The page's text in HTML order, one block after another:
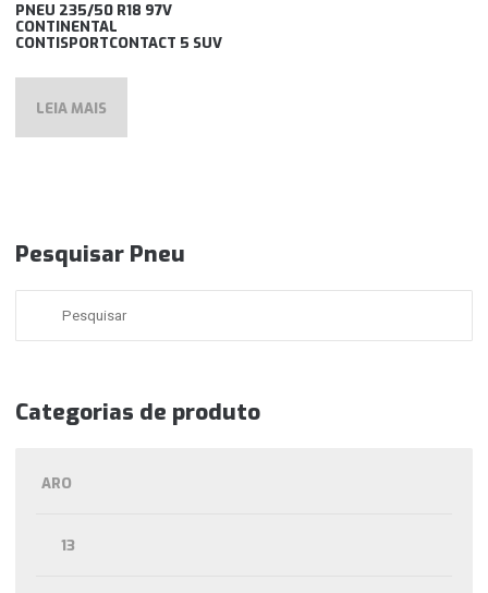
PNEU 235/50 R18 97V
CONTINENTAL
CONTISPORTCONTACT 5 SUV
LEIA MAIS
Pesquisar Pneu
Categorias de produto
ARO
13